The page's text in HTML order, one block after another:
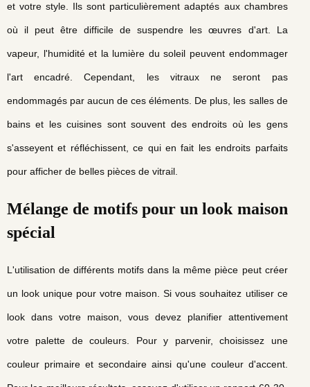
et votre style. Ils sont particulièrement adaptés aux chambres
où il peut être difficile de suspendre les œuvres d'art. La
vapeur, l'humidité et la lumière du soleil peuvent endommager
l'art encadré. Cependant, les vitraux ne seront pas
endommagés par aucun de ces éléments. De plus, les salles de
bains et les cuisines sont souvent des endroits où les gens
s'asseyent et réfléchissent, ce qui en fait les endroits parfaits
pour afficher de belles pièces de vitrail.
Mélange de motifs pour un look maison
spécial
L'utilisation de différents motifs dans la même pièce peut créer
un look unique pour votre maison. Si vous souhaitez utiliser ce
look dans votre maison, vous devez planifier attentivement
votre palette de couleurs. Pour y parvenir, choisissez une
couleur primaire et secondaire ainsi qu'une couleur d'accent.